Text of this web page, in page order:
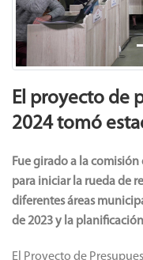
El proyecto de
2024 tomó
Fue girado a la
para iniciar la rueda de
diferentes áreas
de 2023 y la
El Proyecto de